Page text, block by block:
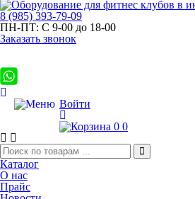
8 (985) 393-79-09
ПН-ПТ: С 9-00 до 18-00
Заказать звонок
Войти
0 0
Каталог
О нас
Прайс